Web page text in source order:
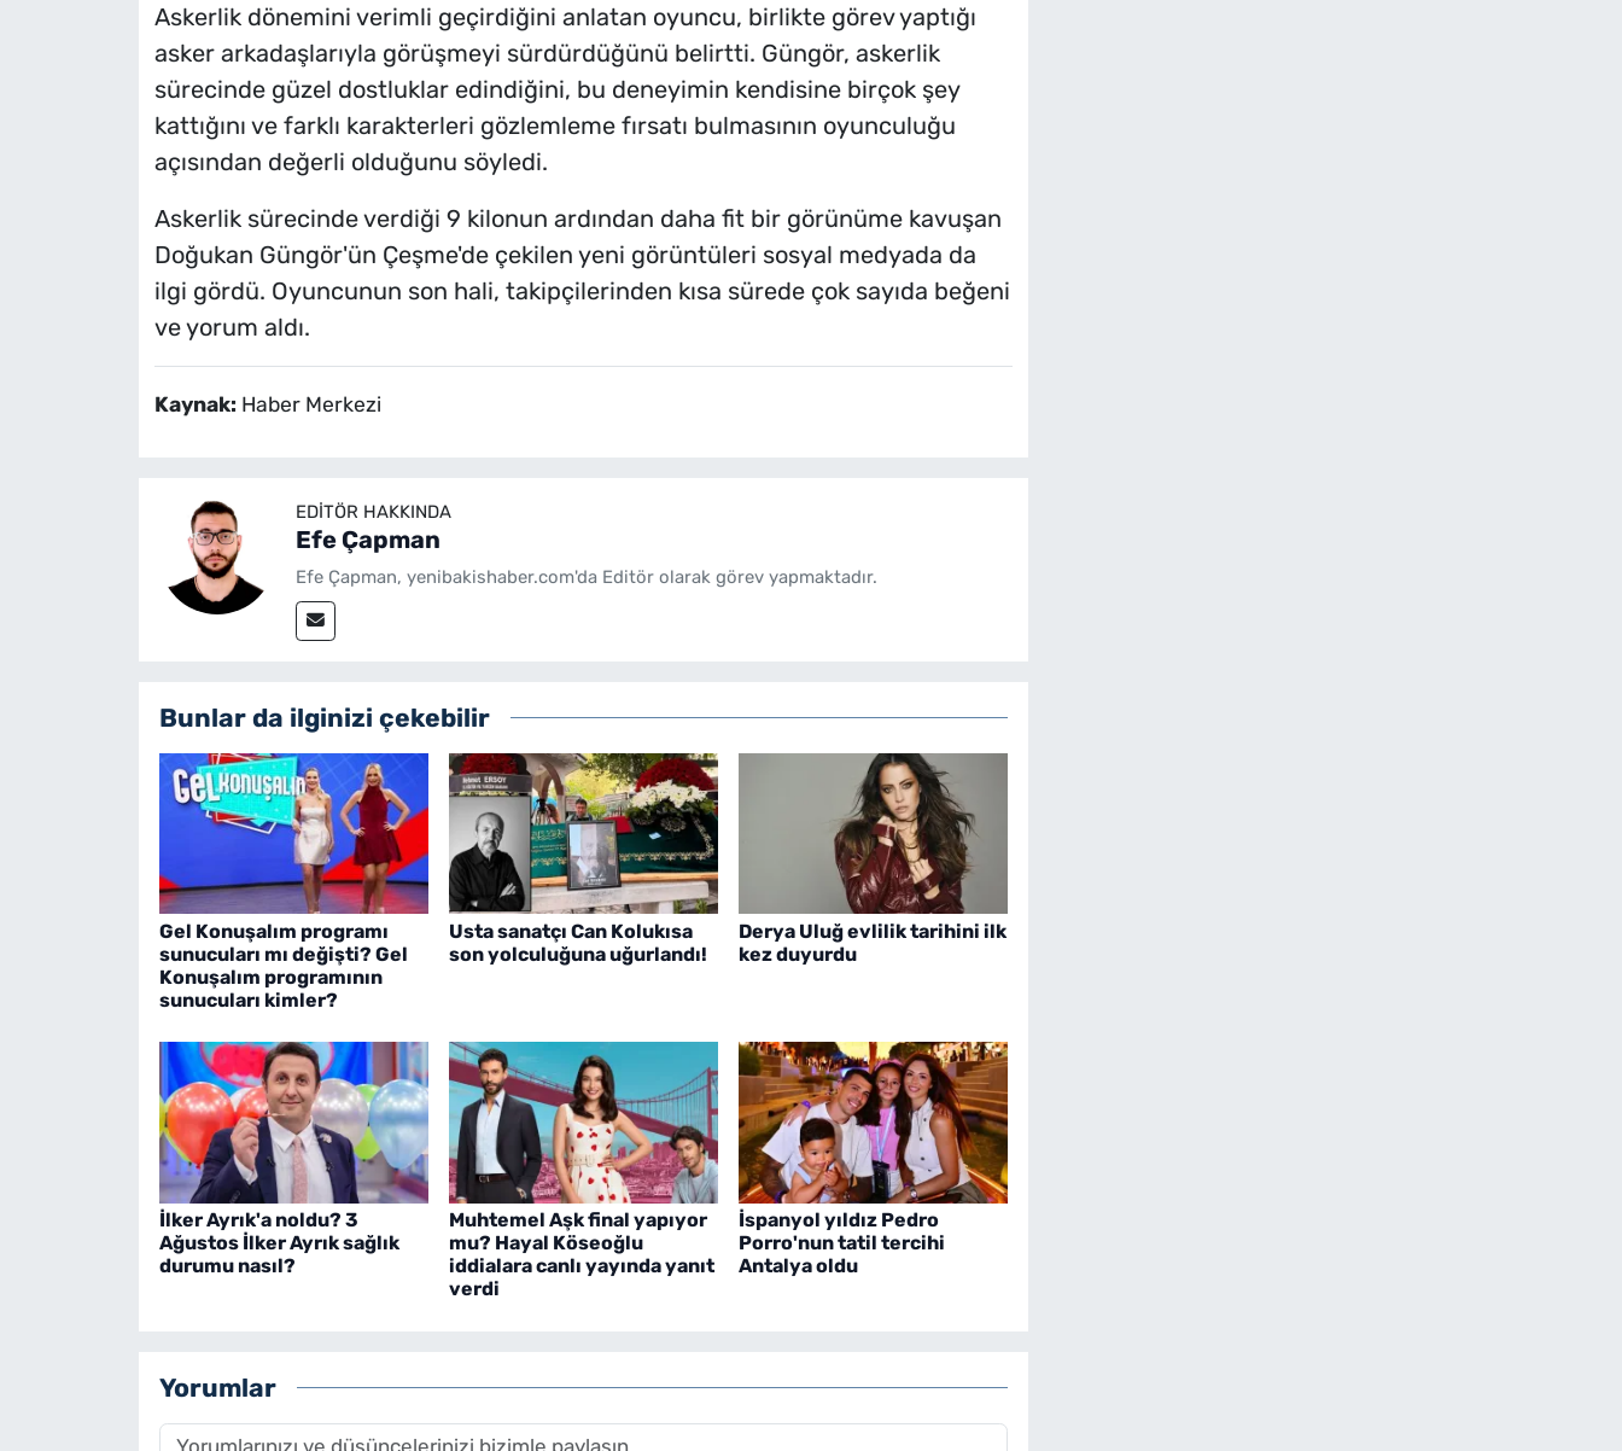
Askerlik dönemini verimli geçirdiğini anlatan oyuncu, birlikte görev yaptığı
asker arkadaşlarıyla görüşmeyi sürdürdüğünü belirtti. Güngör, askerlik
sürecinde güzel dostluklar edindiğini, bu deneyimin kendisine birçok şey
kattığını ve farklı karakterleri gözlemleme fırsatı bulmasının oyunculuğu
açısından değerli olduğunu söyledi.
Askerlik sürecinde verdiği 9 kilonun ardından daha fit bir görünüme kavuşan
Doğukan Güngör'ün Çeşme'de çekilen yeni görüntüleri sosyal medyada da
ilgi gördü. Oyuncunun son hali, takipçilerinden kısa sürede çok sayıda beğeni
ve yorum aldı.
Kaynak: Haber Merkezi
EDITÖR HAKKINDA
Efe Çapman
Efe Çapman, yenibakishaber.com'da Editör olarak görev yapmaktadır.
Bunlar da ilginizi çekebilir
Gel Konuşalım programı
sunucuları mı değişti? Gel
Konuşalım programının
sunucuları kimler?
Usta sanatçı Can Kolukısa
son yolculuğuna uğurlandı!
Derya Uluğ evlilik tarihini ilk
kez duyurdu
İlker Ayrık'a noldu? 3
Ağustos İlker Ayrık sağlık
durumu nasıl?
Muhtemel Aşk final yapıyor
mu? Hayal Köseoğlu
iddialara canlı yayında yanıt
verdi
İspanyol yıldız Pedro
Porro'nun tatil tercihi
Antalya oldu
Yorumlar